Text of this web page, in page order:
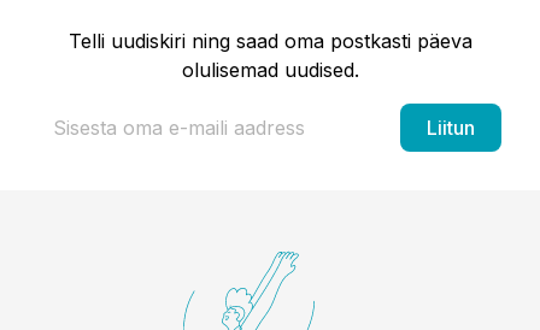
Telli uudiskiri ning saad oma postkasti päeva
olulisemad uudised.
Liitun